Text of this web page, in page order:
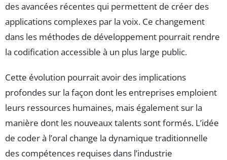
des avancées récentes qui permettent de créer des
applications complexes par la voix. Ce changement
dans les méthodes de développement pourrait rendre
la codification accessible à un plus large public.
Cette évolution pourrait avoir des implications
profondes sur la façon dont les entreprises emploient
leurs ressources humaines, mais également sur la
manière dont les nouveaux talents sont formés. L’idée
de coder à l’oral change la dynamique traditionnelle
des compétences requises dans l’industrie